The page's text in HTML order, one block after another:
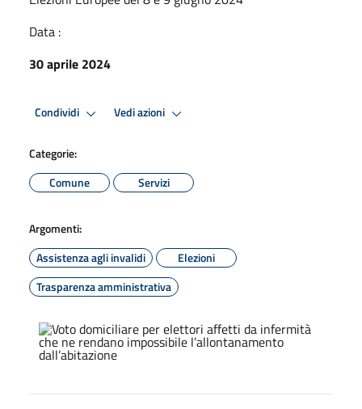
Data :
30 aprile 2024
Condividi Vedi azioni
Categorie:
Comune
Servizi
Argomenti:
Assistenza agli invalidi
Elezioni
Trasparenza amministrativa